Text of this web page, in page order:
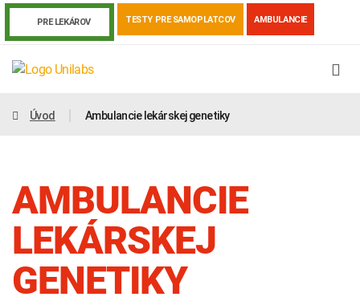
PRE LEKÁROV TESTY PRE SAMOPLATCOV AMBULANCIE
Úvod Ambulancie lekárskej genetiky
AMBULANCIE
LEKÁRSKEJ
GENETIKY